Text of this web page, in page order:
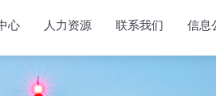
心 人力资源 联系我们 信息